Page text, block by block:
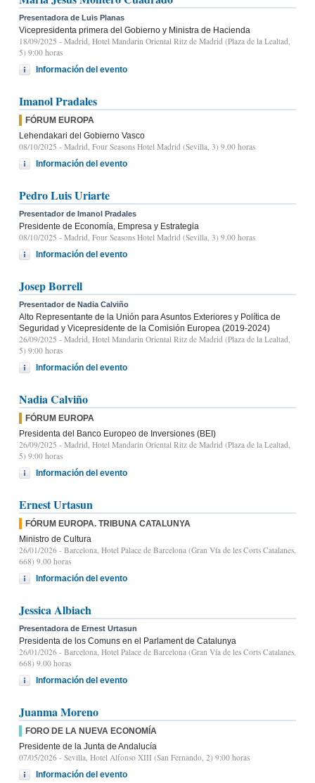
Presentadora de Luis Planas
Vicepresidenta primera del Gobierno y Ministra de Hacienda
18/09/2025 - Madrid, Hotel Mandarin Oriental Ritz de Madrid (Plaza de la Lealtad,
5) 9:00 horas
Información del evento
Imanol Pradales
FÓRUM EUROPA
Lehendakari del Gobierno Vasco
08/10/2025 - Madrid, Four Seasons Hotel Madrid (Sevilla, 3) 9.00 horas
Información del evento
Pedro Luis Uriarte
Presentador de Imanol Pradales
Presidente de Economía, Empresa y Estrategia
08/10/2025 - Madrid, Four Seasons Hotel Madrid (Sevilla, 3) 9.00 horas
Información del evento
Josep Borrell
Presentador de Nadia Calviño
Alto Representante de la Unión para Asuntos Exteriores y Política de
Seguridad y Vicepresidente de la Comisión Europea (2019-2024)
26/09/2025 - Madrid, Hotel Mandarin Oriental Ritz de Madrid (Plaza de la Lealtad,
5) 9:00 horas
Información del evento
Nadia Calviño
FÓRUM EUROPA
Presidenta del Banco Europeo de Inversiones (BEI)
26/09/2025 - Madrid, Hotel Mandarin Oriental Ritz de Madrid (Plaza de la Lealtad,
5) 9:00 horas
Información del evento
Ernest Urtasun
FÓRUM EUROPA. TRIBUNA CATALUNYA
Ministro de Cultura
26/01/2026 - Barcelona, Hotel Palace de Barcelona (Gran Vía de les Corts Catalanes,
668) 9.00 horas
Información del evento
Jessica Albiach
Presentadora de Ernest Urtasun
Presidenta de los Comuns en el Parlament de Catalunya
26/01/2026 - Barcelona, Hotel Palace de Barcelona (Gran Vía de les Corts Catalanes,
668) 9.00 horas
Información del evento
Juanma Moreno
FORO DE LA NUEVA ECONOMÍA
Presidente de la Junta de Andalucía
07/05/2026 - Sevilla, Hotel Alfonso XIII (San Fernando, 2) 9:00 horas
Información del evento